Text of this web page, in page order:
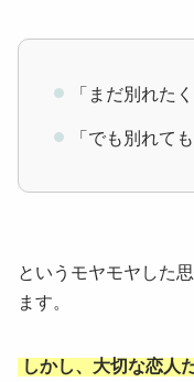
「まだ別れた
「でも別れて
というモヤモヤした
ます。
しかし、大切な恋人